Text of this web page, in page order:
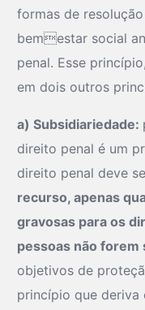
formas de
bemestar social
penal. Esse
em dois outros
a) Subsidiariedade:
direito penal é um
direito penal deve
recurso, apenas
gravosas para os
pessoas não forem
objetivos de
princípio que